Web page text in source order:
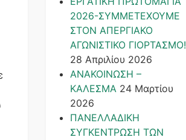
2026-ΣΥΜΜΕΤΕΧΟΥΜΕ
ΣΤΟΝ ΑΠΕΡΓΙΑΚΟ
ΑΓΩΝΙΣΤΙΚΟ ΓΙΟΡΤΑΣΜΟ!
28 Απριλίου 2026
ΑΝΑΚΟΙΝΩΣΗ –
ΚΑΛΕΣΜΑ 24 Μαρτίου
2026
ΠΑΝΕΛΛΑΔΙΚΗ
ΣΥΓΚΕΝΤΡΩΣΗ ΤΩΝ